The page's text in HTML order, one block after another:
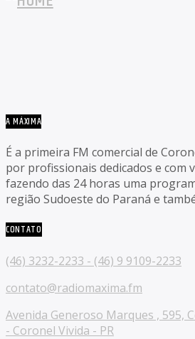
A MÁXIMA
É a primeira FM comercial de
por profissionais dedicados e com
fazendo das 24 horas uma
região Sudoeste do Paraná e
CONTATO
(46) 3232-2233 - (46) 9 9109-2233
contato@radiomaxima.fm
Avenida Generoso Marques , 595,
- Coronel Vivida - PR